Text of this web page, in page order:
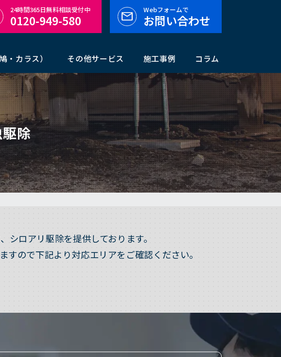
・カラス） その他サービス 施工事例 コラム
24時間365日無料相談受付中
0120-949-580
Webフォームで
お問い合わせ
除
ロアリ駆除を提供しております。
ので下記より対応エリアをご確認ください。